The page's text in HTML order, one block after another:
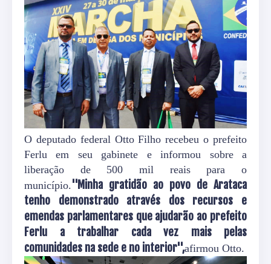
O deputado federal Otto Filho recebeu o prefeito
Ferlu em seu gabinete e informou sobre a
liberação de 500 mil reais para o
município.''Minha gratidão ao povo de Arataca
tenho demonstrado através dos recursos e
emendas parlamentares que ajudarão ao prefeito
Ferlu a trabalhar cada vez mais pelas
comunidades na sede e no interior'',afirmou Otto.